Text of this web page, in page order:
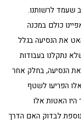
שעמד לרשותנו.
כולם במכנה
את הנסיעה בגלל
נתקלנו בעבודות
הנסיעה, בחלק אחר
הפריעו לשטף
האטות אלו
נוספת לבדוק האם הדרך